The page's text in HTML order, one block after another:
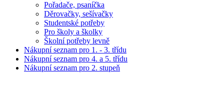
Pořadače, psaníčka
Děrovačky, sešívačky
Studentské potřeby
Pro školy a školky
Školní potřeby levně
Nákupní seznam pro 1. - 3. třídu
Nákupní seznam pro 4. a 5. třídu
Nákupní seznam pro 2. stupeň